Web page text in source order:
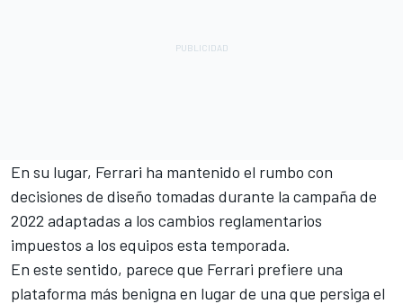
En su lugar, Ferrari ha mantenido el rumbo con
decisiones de diseño tomadas durante la campaña de
2022 adaptadas a los cambios reglamentarios
impuestos a los equipos esta temporada.
En este sentido, parece que Ferrari prefiere una
plataforma más benigna en lugar de una que persiga el